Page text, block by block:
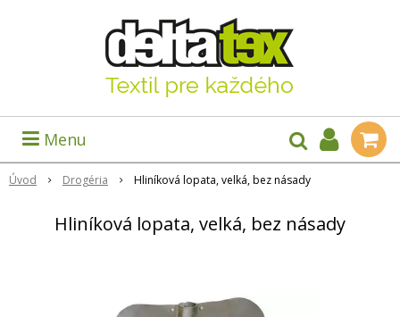
Menu
Úvod Drogéria Hliníková lopata, velká, bez násady
Hliníková lopata, velká, bez násady